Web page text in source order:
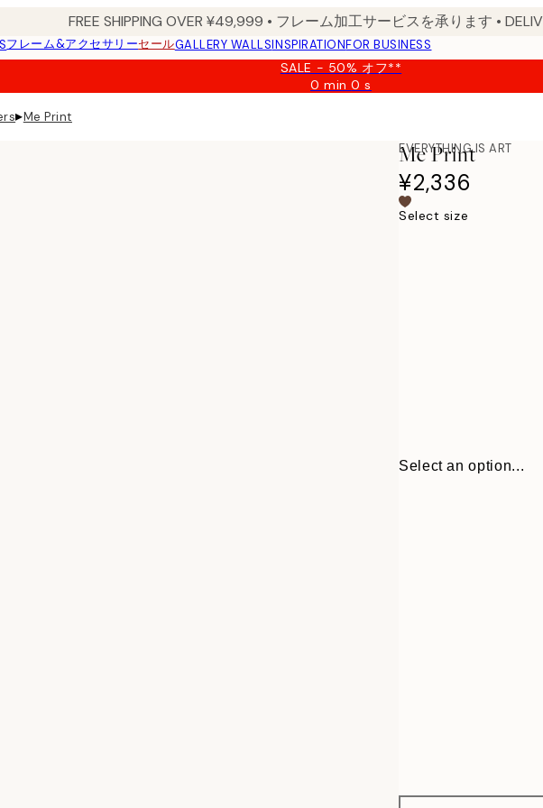
FREE SHIPPING OVER ¥49,999 • フレーム加工サービスを承ります •
フレーム&アクセサリーセールGALLERY WALLSINSPIRATIONFOR BUSINESS
SALE - 50% オフ**
0 min0 s
Valid
▸Me Print
EVERYTHING IS ART
Me Print
¥2,336
Select size
Select an option...